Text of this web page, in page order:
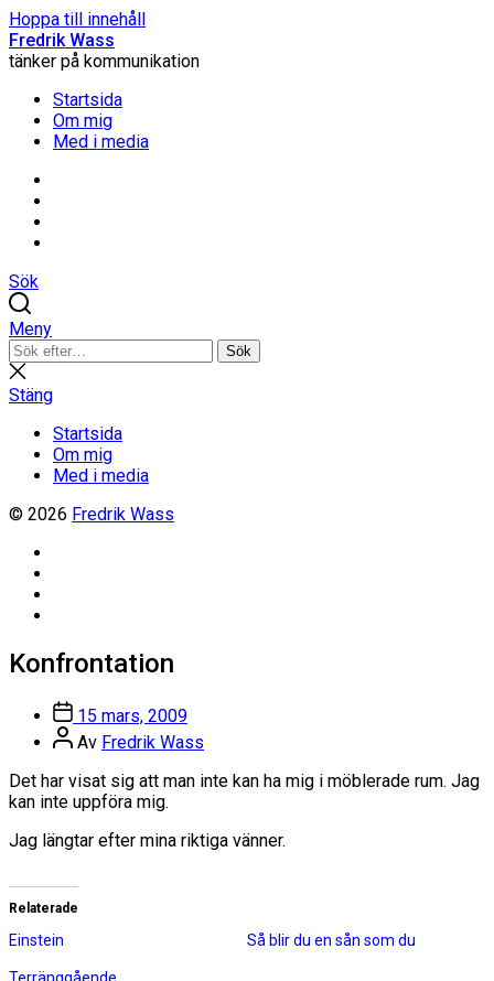
Hoppa till innehåll
Fredrik Wass
tänker på kommunikation
Startsida
Om mig
Med i media
Sök
Meny
Sök
efter:
Sök
Stäng
sökning
Stäng
Startsida
Om mig
Med i media
© 2026 Fredrik Wass
Konfrontation
Inläggsdatum
15 mars, 2009
Inläggsförfattare
Av Fredrik Wass
Det har visat sig att man inte kan ha mig i möblerade rum. Jag
kan inte uppföra mig.
Jag längtar efter mina riktiga vänner.
Relaterade
Einstein Så blir du en sån som du